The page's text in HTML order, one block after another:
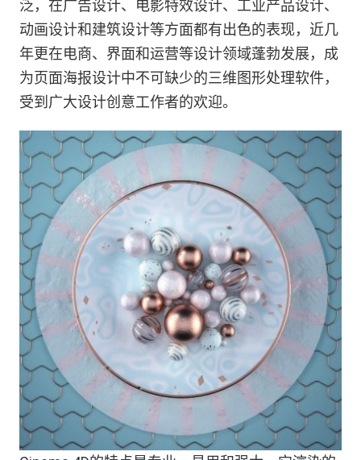
泛，在广告设计、电影特效设计、工业产品设计、
动画设计和建筑设计等方面都有出色的表现，近几
年更在电商、界面和运营等设计领域蓬勃发展，成
为页面海报设计中不可缺少的三维图形处理软件，
受到广大设计创意工作者的欢迎。